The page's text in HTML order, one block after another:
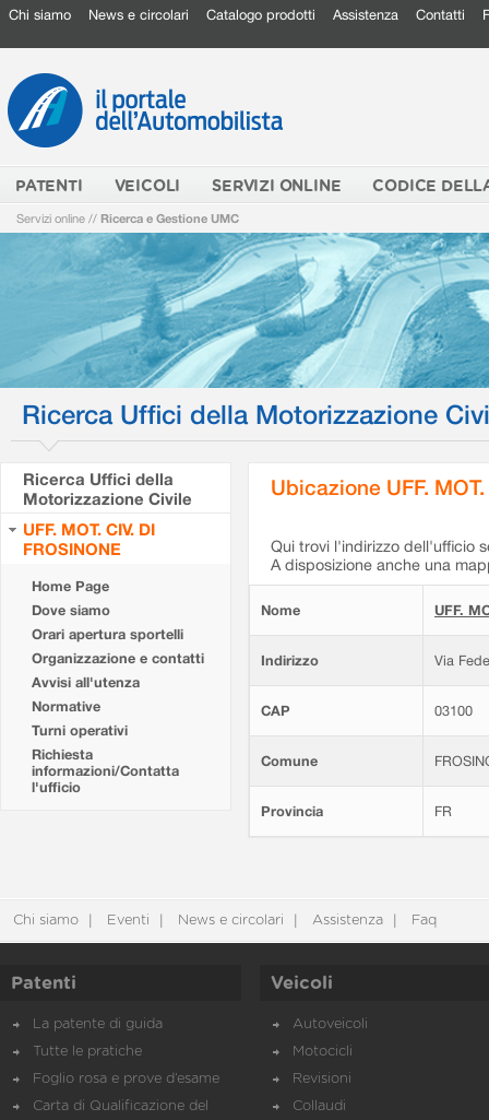
Chi siamo News e circolari Catalogo prodotti Assistenza Contatti
PATENTI VEICOLI SERVIZI ONLINE CODICE
Servizi online // Ricerca e Gestione UMC
Ricerca Uffici della Motorizzazione
Ricerca Uffici della
Motorizzazione Civile
UFF. MOT. CIV. DI
FROSINONE
Home Page
Dove siamo
Orari apertura sportelli
Organizzazione e contatti
Avvisi all'utenza
Normative
Turni operativi
Richiesta
informazioni/Contatta
l'ufficio
Ubicazione UFF.
Qui trovi l'indirizzo dell'ufficio
A disposizione anche una
Nome UFF.
Indirizzo Via
CAP 03100
Comune
Provincia FR
Chi siamo Eventi News e circolari Assistenza Faq
Patenti
La patente di guida
Tutte le pratiche
Foglio rosa e prove d’esame
Carta di Qualificazione del
Veicoli
Autoveicoli
Motocicli
Revisioni
Collaudi